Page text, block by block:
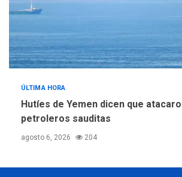
ÚLTIMA HORA
Hutíes de Yemen dicen que
petroleros sauditas
agosto 6, 2026 204